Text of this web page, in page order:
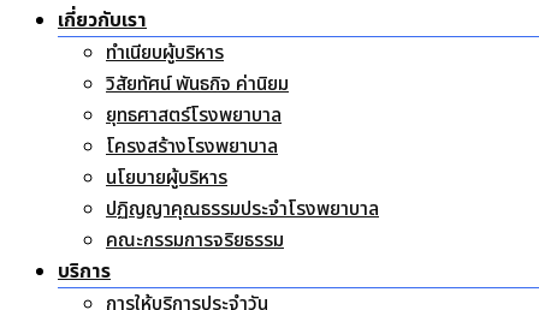
เกี่ยวกับเรา
ทำเนียบผู้บริหาร
วิสัยทัศน์ พันธกิจ ค่านิยม
ยุทธศาสตร์โรงพยาบาล
โครงสร้างโรงพยาบาล
นโยบายผู้บริหาร
ปฏิญญาคุณธรรมประจำโรงพยาบาล
คณะกรรมการจริยธรรม
บริการ
การให้บริการประจำวัน